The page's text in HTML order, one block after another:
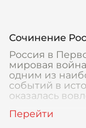
Сочинение
Россия в
мировая
одним из
событий в
оказалась